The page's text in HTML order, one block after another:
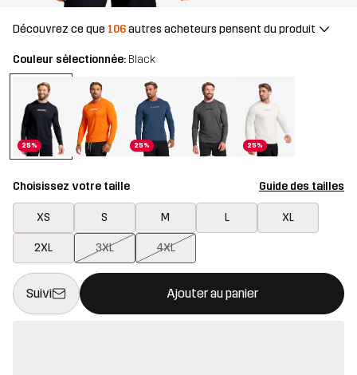
Découvrez ce que 106autres acheteurs pensent du produit
Couleur sélectionnée: Black
25% 25% 25%
Choisissez votre taille Guide des tailles
XS S M L XL
2XL 3XL 4XL
Suivi Ajouter au panier
Ce bouton ouvrira une fenêtre modale confirmant un nouvel
{{taille}} non disponible